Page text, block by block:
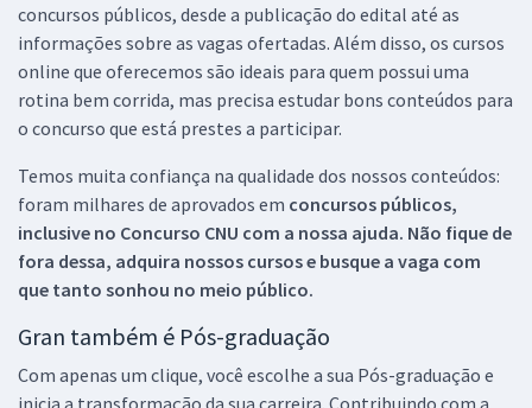
concursos públicos, desde a publicação do edital até as
informações sobre as vagas ofertadas. Além disso, os cursos
online que oferecemos são ideais para quem possui uma
rotina bem corrida, mas precisa estudar bons conteúdos para
o concurso que está prestes a participar.
Temos muita confiança na qualidade dos nossos conteúdos:
foram milhares de aprovados em concursos públicos,
inclusive no Concurso CNU com a nossa ajuda. Não fique de
fora dessa, adquira nossos cursos e busque a vaga com
que tanto sonhou no meio público.
Gran também é Pós-graduação
Com apenas um clique, você escolhe a sua Pós-graduação e
inicia a transformação da sua carreira. Contribuindo com a